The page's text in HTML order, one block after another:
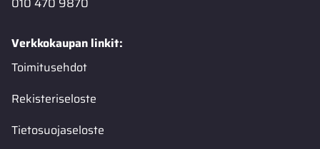
Verkkokaupan linkit:
Toimitusehdot
Rekisteriseloste
Tietosuojaseloste